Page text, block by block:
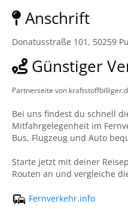
Anschrift
Donatusstraße 101, 50259
Günstiger
Partnerseite von
Bei uns findest du schnell
Mitfahrgelegenheit im
Bus, Flugzeug und Auto
Starte jetzt mit deiner
Routen an und vergleiche
Fernverkehr.info